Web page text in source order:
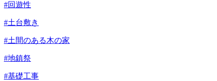
#回遊性
#土台敷き
#土間のある木の家
#地鎮祭
#基礎工事